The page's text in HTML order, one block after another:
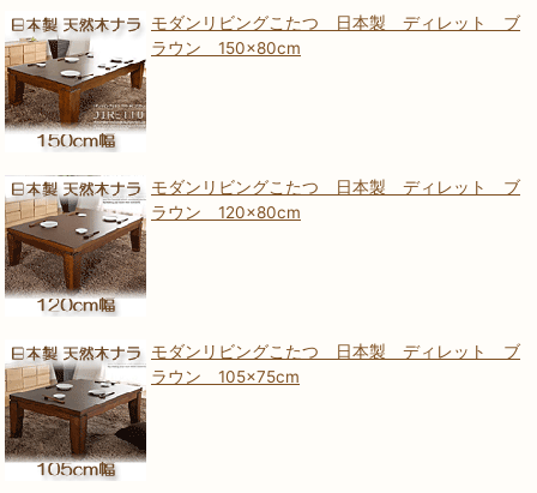
モダンリビングこたつ 日本製 ディレット ブ
ラウン 150×80cm
モダンリビングこたつ 日本製 ディレット ブ
ラウン 120×80cm
モダンリビングこたつ 日本製 ディレット ブ
ラウン 105×75cm